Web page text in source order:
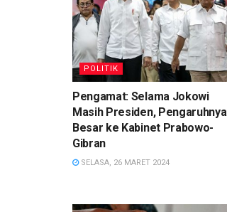
POLITIK
Pengamat: Selama Jokowi
Masih Presiden, Pengaruhnya
Besar ke Kabinet Prabowo-
Gibran
SELASA, 26 MARET 2024